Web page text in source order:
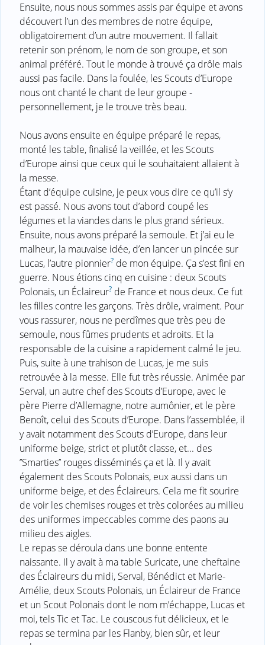
Ensuite, nous nous sommes assis par équipe et avons
découvert l’un des membres de notre équipe,
obligatoirement d’un autre mouvement. Il fallait
retenir son prénom, le nom de son groupe, et son
animal préféré. Tout le monde à trouvé ça drôle mais
aussi pas facile. Dans la foulée, les Scouts d’Europe
nous ont chanté le chant de leur groupe -
personnellement, je le trouve très beau.
Nous avons ensuite en équipe préparé le repas,
monté les table, finalisé la veillée, et les Scouts
d’Europe ainsi que ceux qui le souhaitaient allaient à
la messe.
Étant d’équipe cuisine, je peux vous dire ce qu’il s’y
est passé. Nous avons tout d’abord coupé les
légumes et la viandes dans le plus grand sérieux.
Ensuite, nous avons préparé la semoule. Et j’ai eu le
malheur, la mauvaise idée, d’en lancer un pincée sur
Lucas, l’autre pionnier? de mon équipe. Ça s’est fini en
guerre. Nous étions cinq en cuisine : deux Scouts
Polonais, un Éclaireur? de France et nous deux. Ce fut
les filles contre les garçons. Très drôle, vraiment. Pour
vous rassurer, nous ne perdîmes que très peu de
semoule, nous fûmes prudents et adroits. Et la
responsable de la cuisine a rapidement calmé le jeu.
Puis, suite à une trahison de Lucas, je me suis
retrouvée à la messe. Elle fut très réussie. Animée par
Serval, un autre chef des Scouts d’Europe, avec le
père Pierre d’Allemagne, notre aumônier, et le père
Benoît, celui des Scouts d’Europe. Dans l’assemblée, il
y avait notamment des Scouts d’Europe, dans leur
uniforme beige, strict et plutôt classe, et... des
’’Smarties’’ rouges disséminés ça et là. Il y avait
également des Scouts Polonais, eux aussi dans un
uniforme beige, et des Éclaireurs. Cela me fit sourire
de voir les chemises rouges et très colorées au milieu
des uniformes impeccables comme des paons au
milieu des aigles.
Le repas se déroula dans une bonne entente
naissante. Il y avait à ma table Suricate, une cheftaine
des Éclaireurs du midi, Serval, Bénédict et Marie-
Amélie, deux Scouts Polonais, un Éclaireur de France
et un Scout Polonais dont le nom m’échappe, Lucas et
moi, tels Tic et Tac. Le couscous fut délicieux, et le
repas se termina par les Flanby, bien sûr, et leur